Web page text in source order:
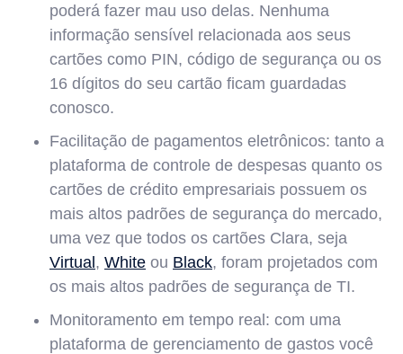
poderá fazer mau uso delas. Nenhuma
informação sensível relacionada aos seus
cartões como PIN, código de segurança ou os
16 dígitos do seu cartão ficam guardadas
conosco.
Facilitação de pagamentos eletrônicos: tanto a
plataforma de controle de despesas quanto os
cartões de crédito empresariais possuem os
mais altos padrões de segurança do mercado,
uma vez que todos os cartões Clara, seja
Virtual, White ou Black, foram projetados com
os mais altos padrões de segurança de TI.
Monitoramento em tempo real: com uma
plataforma de gerenciamento de gastos você